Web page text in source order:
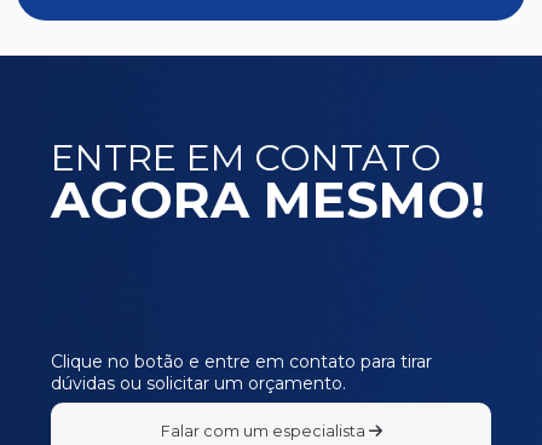
ENTRE EM CONTATO
AGORA MESMO!
Clique no botão e entre em contato para tirar
dúvidas ou solicitar um orçamento.
Falar com um especialista